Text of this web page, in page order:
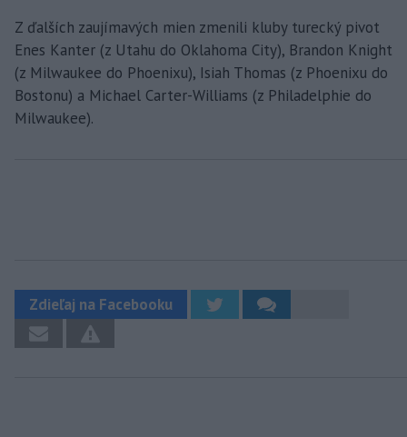
Z ďalších zaujímavých mien zmenili kluby turecký pivot
Enes Kanter (z Utahu do Oklahoma City), Brandon Knight
(z Milwaukee do Phoenixu), Isiah Thomas (z Phoenixu do
Bostonu) a Michael Carter-Williams (z Philadelphie do
Milwaukee).
Zdieľaj na Facebooku